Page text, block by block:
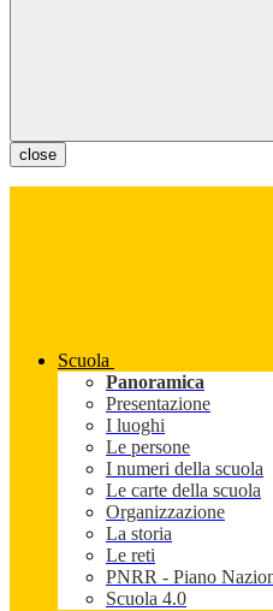
close
Scuola
Panoramica
Presentazione
I luoghi
Le persone
I numeri della scuola
Le carte della scuola
Organizzazione
La storia
Le reti
PNRR - Piano
Scuola 4.0